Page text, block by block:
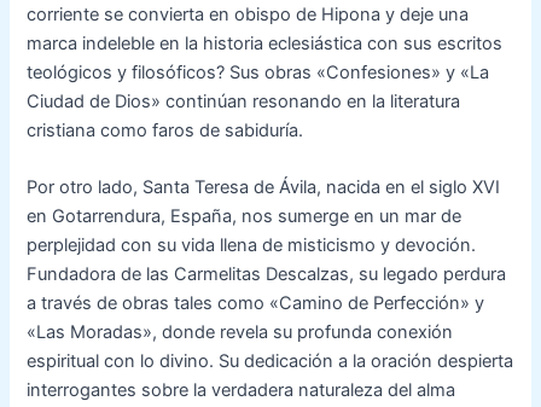
corriente se convierta en obispo de Hipona y deje una
marca indeleble en la historia eclesiástica con sus escritos
teológicos y filosóficos? Sus obras «Confesiones» y «La
Ciudad de Dios» continúan resonando en la literatura
cristiana como faros de sabiduría.
Por otro lado, Santa Teresa de Ávila, nacida en el siglo XVI
en Gotarrendura, España, nos sumerge en un mar de
perplejidad con su vida llena de misticismo y devoción.
Fundadora de las Carmelitas Descalzas, su legado perdura
a través de obras tales como «Camino de Perfección» y
«Las Moradas», donde revela su profunda conexión
espiritual con lo divino. Su dedicación a la oración despierta
interrogantes sobre la verdadera naturaleza del alma